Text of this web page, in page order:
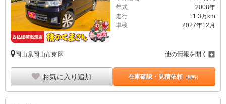
年式
2008年
走行
11.3万km
車検
2027年12月
岡山県岡山市東区 他の情報を開く
お気に入り追加 在庫確認・見積依頼（無料）